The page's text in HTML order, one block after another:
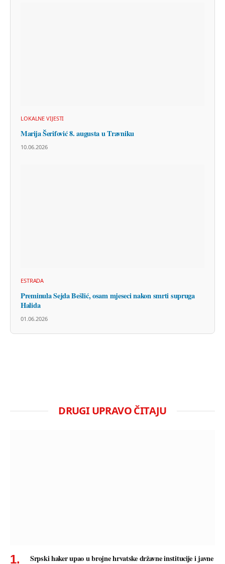
LOKALNE VIJESTI
Marija Šerifović 8. augusta u Travniku
10.06.2026
ESTRADA
Preminula Sejda Bešlić, osam mjeseci nakon smrti supruga
Halida
01.06.2026
DRUGI UPRAVO ČITAJU
Srpski haker upao u brojne hrvatske državne institucije i javne